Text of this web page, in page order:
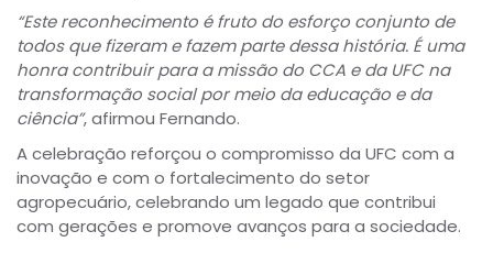
“Este reconhecimento é fruto do esforço conjunto de
todos que fizeram e fazem parte dessa história. É uma
honra contribuir para a missão do CCA e da UFC na
transformação social por meio da educação e da
ciência”, afirmou Fernando.
A celebração reforçou o compromisso da UFC com a
inovação e com o fortalecimento do setor
agropecuário, celebrando um legado que contribui
com gerações e promove avanços para a sociedade.